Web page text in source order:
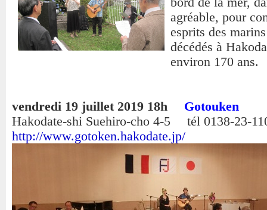
agréable, pour
esprits des
décédés à
environ 170 ans.
vendredi 19 juillet 2019 18h
Gotouken
Hakodate-shi Suehiro-cho 4-5 tél 0138-23-
http://www.gotoken.hakodate.jp/